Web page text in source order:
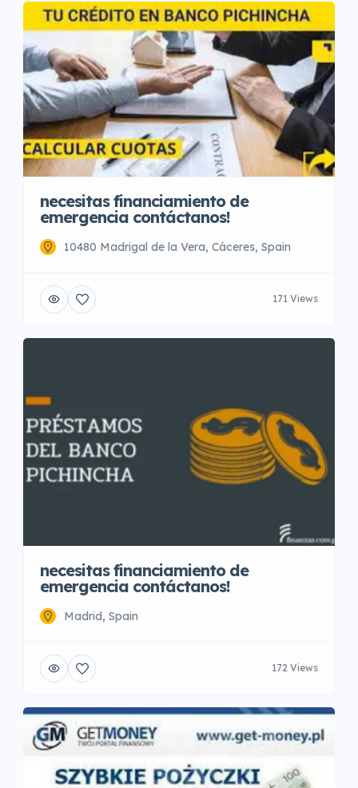
necesitas financiamiento de
emergencia contáctanos!
10480 Madrigal de la Vera, Cáceres, Spain
171 Views
necesitas financiamiento de
emergencia contáctanos!
Madrid, Spain
172 Views